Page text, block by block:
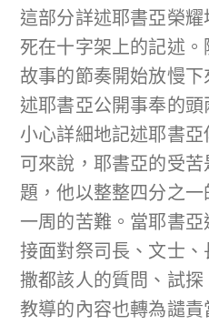
這部分詳述耶書亞榮
死在十字架上的記述。
故事的節奏開始放慢
述耶書亞公開事奉的
小心詳細地記述耶書
可來說，耶書亞的受
題，他以整整四分之
一周的苦難。當耶書
接面對祭司長、文士
撒都該人的質問、試
教導的內容也轉為譴